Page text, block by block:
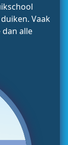
Vaak
dan alle